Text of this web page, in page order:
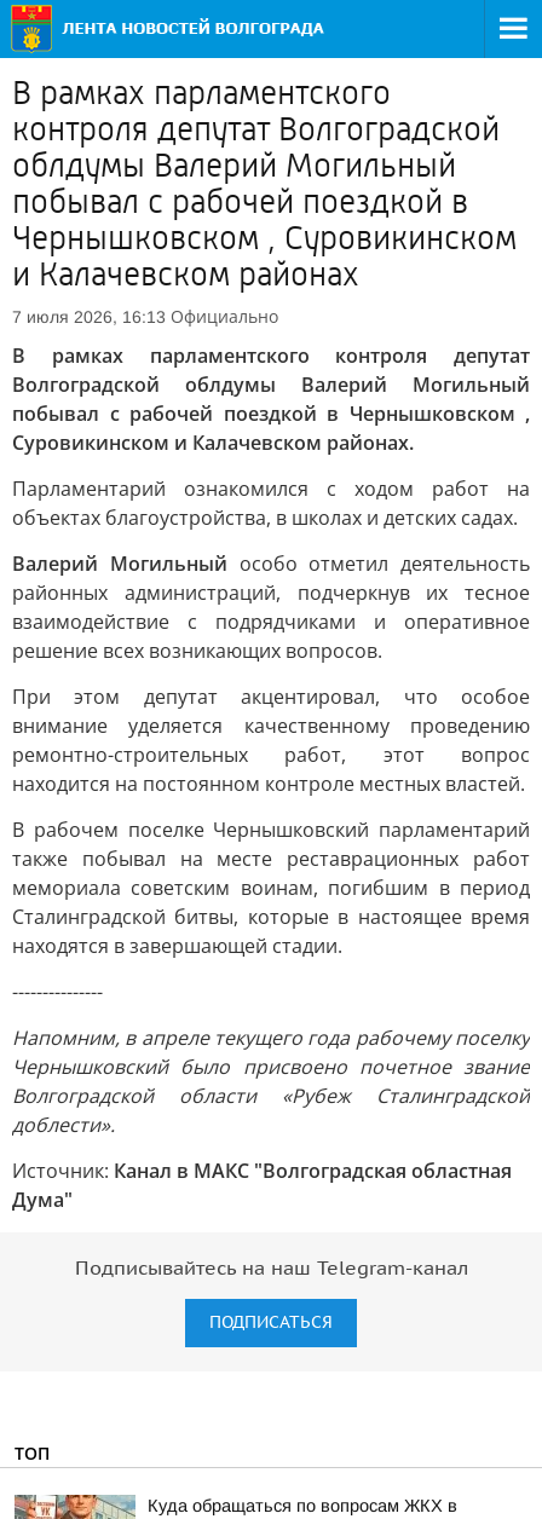
В рамках парламентского
контроля депутат Волгоградской
облдумы Валерий Могильный
побывал с рабочей поездкой в
Чернышковском , Суровикинском
и Калачевском районах
7 июля 2026, 16:13 Официально
В рамках парламентского контроля депутат
Волгоградской облдумы Валерий Могильный
побывал с рабочей поездкой в Чернышковском ,
Суровикинском и Калачевском районах.
Парламентарий ознакомился с ходом работ на
объектах благоустройства, в школах и детских садах.
Валерий Могильный особо отметил деятельность
районных администраций, подчеркнув их тесное
взаимодействие с подрядчиками и оперативное
решение всех возникающих вопросов.
При этом депутат акцентировал, что особое
внимание уделяется качественному проведению
ремонтно-строительных работ, этот вопрос
находится на постоянном контроле местных властей.
В рабочем поселке Чернышковский парламентарий
также побывал на месте реставрационных работ
мемориала советским воинам, погибшим в период
Сталинградской битвы, которые в настоящее время
находятся в завершающей стадии.
---------------
Напомним, в апреле текущего года рабочему поселку
Чернышковский было присвоено почетное звание
Волгоградской области «Рубеж Сталинградской
доблести».
Источник: Канал в МАКС "Волгоградская областная
Дума"
Подписывайтесь на наш Telegram-канал
ПОДПИСАТЬСЯ
ТОП
Куда обращаться по вопросам ЖКХ в